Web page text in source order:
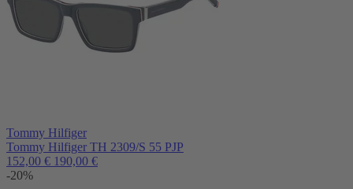
Tommy Hilfiger
Tommy Hilfiger TH 2309/S 55 PJP
152,00 € 190,00 €
-20%